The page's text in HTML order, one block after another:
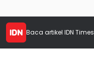
Baca artikel IDN Times